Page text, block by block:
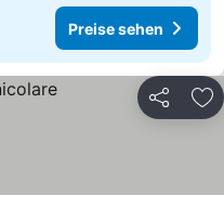
Preise sehen
Teilen